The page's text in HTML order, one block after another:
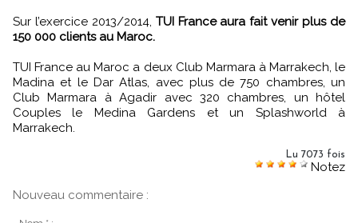
Sur l’exercice 2013/2014, TUI France aura fait venir plus de
150 000 clients au Maroc.
TUI France au Maroc a deux Club Marmara à Marrakech, le
Madina et le Dar Atlas, avec plus de 750 chambres, un
Club Marmara à Agadir avec 320 chambres, un hôtel
Couples le Medina Gardens et un Splashworld à
Marrakech.
Lu 7073 fois
Notez
Nouveau commentaire :